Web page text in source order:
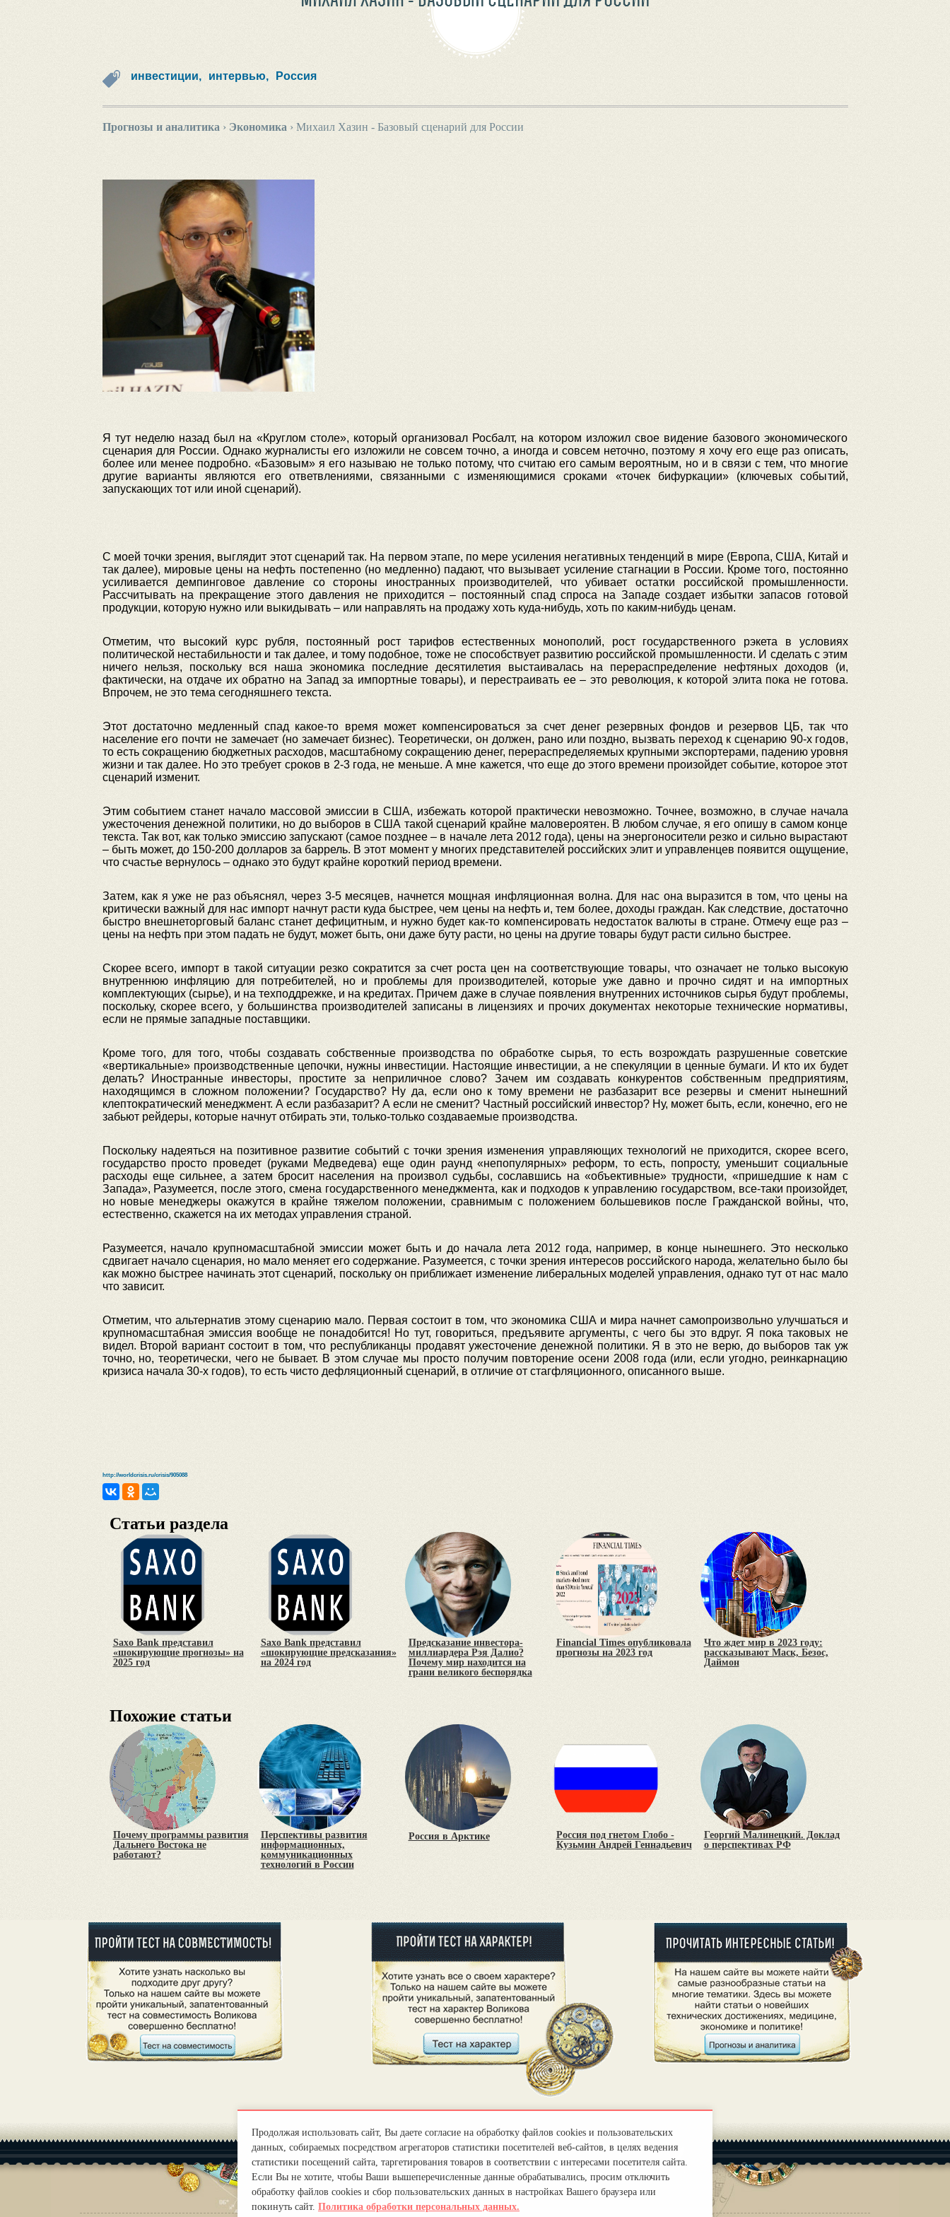
инвестиции, интервью, Россия
Прогнозы и аналитика › Экономика › Михаил Хазин - Базовый сценарий для России
Я тут неделю назад был на «Круглом столе», который организовал Росбалт, на котором изложил свое видение базового экономического
сценария для России. Однако журналисты его изложили не совсем точно, а иногда и совсем неточно, поэтому я хочу его еще раз описать,
более или менее подробно. «Базовым» я его называю не только потому, что считаю его самым вероятным, но и в связи с тем, что многие
другие варианты являются его ответвлениями, связанными с изменяющимися сроками «точек бифуркации» (ключевых событий,
запускающих тот или иной сценарий).
С моей точки зрения, выглядит этот сценарий так. На первом этапе, по мере усиления негативных тенденций в мире (Европа, США, Китай и
так далее), мировые цены на нефть постепенно (но медленно) падают, что вызывает усиление стагнации в России. Кроме того, постоянно
усиливается демпинговое давление со стороны иностранных производителей, что убивает остатки российской промышленности.
Рассчитывать на прекращение этого давления не приходится – постоянный спад спроса на Западе создает избытки запасов готовой
продукции, которую нужно или выкидывать – или направлять на продажу хоть куда-нибудь, хоть по каким-нибудь ценам.
Отметим, что высокий курс рубля, постоянный рост тарифов естественных монополий, рост государственного рэкета в условиях
политической нестабильности и так далее, и тому подобное, тоже не способствует развитию российской промышленности. И сделать с этим
ничего нельзя, поскольку вся наша экономика последние десятилетия выстаивалась на перераспределение нефтяных доходов (и,
фактически, на отдаче их обратно на Запад за импортные товары), и перестраивать ее – это революция, к которой элита пока не готова.
Впрочем, не это тема сегодняшнего текста.
Этот достаточно медленный спад какое-то время может компенсироваться за счет денег резервных фондов и резервов ЦБ, так что
население его почти не замечает (но замечает бизнес). Теоретически, он должен, рано или поздно, вызвать переход к сценарию 90-х годов,
то есть сокращению бюджетных расходов, масштабному сокращению денег, перераспределяемых крупными экспортерами, падению уровня
жизни и так далее. Но это требует сроков в 2-3 года, не меньше. А мне кажется, что еще до этого времени произойдет событие, которое этот
сценарий изменит.
Этим событием станет начало массовой эмиссии в США, избежать которой практически невозможно. Точнее, возможно, в случае начала
ужесточения денежной политики, но до выборов в США такой сценарий крайне маловероятен. В любом случае, я его опишу в самом конце
текста. Так вот, как только эмиссию запускают (самое позднее – в начале лета 2012 года), цены на энергоносители резко и сильно вырастают
– быть может, до 150-200 долларов за баррель. В этот момент у многих представителей российских элит и управленцев появится ощущение,
что счастье вернулось – однако это будут крайне короткий период времени.
Затем, как я уже не раз объяснял, через 3-5 месяцев, начнется мощная инфляционная волна. Для нас она выразится в том, что цены на
критически важный для нас импорт начнут расти куда быстрее, чем цены на нефть и, тем более, доходы граждан. Как следствие, достаточно
быстро внешнеторговый баланс станет дефицитным, и нужно будет как-то компенсировать недостаток валюты в стране. Отмечу еще раз –
цены на нефть при этом падать не будут, может быть, они даже буту расти, но цены на другие товары будут расти сильно быстрее.
Скорее всего, импорт в такой ситуации резко сократится за счет роста цен на соответствующие товары, что означает не только высокую
внутреннюю инфляцию для потребителей, но и проблемы для производителей, которые уже давно и прочно сидят и на импортных
комплектующих (сырье), и на техподдрежке, и на кредитах. Причем даже в случае появления внутренних источников сырья будут проблемы,
поскольку, скорее всего, у большинства производителей записаны в лицензиях и прочих документах некоторые технические нормативы,
если не прямые западные поставщики.
Кроме того, для того, чтобы создавать собственные производства по обработке сырья, то есть возрождать разрушенные советские
«вертикальные» производственные цепочки, нужны инвестиции. Настоящие инвестиции, а не спекуляции в ценные бумаги. И кто их будет
делать? Иностранные инвесторы, простите за неприличное слово? Зачем им создавать конкурентов собственным предприятиям,
находящимся в сложном положении? Государство? Ну да, если оно к тому времени не разбазарит все резервы и сменит нынешний
клептократический менеджмент. А если разбазарит? А если не сменит? Частный российский инвестор? Ну, может быть, если, конечно, его не
забьют рейдеры, которые начнут отбирать эти, только-только создаваемые производства.
Поскольку надеяться на позитивное развитие событий с точки зрения изменения управляющих технологий не приходится, скорее всего,
государство просто проведет (руками Медведева) еще один раунд «непопулярных» реформ, то есть, попросту, уменьшит социальные
расходы еще сильнее, а затем бросит населения на произвол судьбы, сославшись на «объективные» трудности, «пришедшие к нам с
Запада», Разумеется, после этого, смена государственного менеджмента, как и подходов к управлению государством, все-таки произойдет,
но новые менеджеры окажутся в крайне тяжелом положении, сравнимым с положением большевиков после Гражданской войны, что,
естественно, скажется на их методах управления страной.
Разумеется, начало крупномасштабной эмиссии может быть и до начала лета 2012 года, например, в конце нынешнего. Это несколько
сдвигает начало сценария, но мало меняет его содержание. Разумеется, с точки зрения интересов российского народа, желательно было бы
как можно быстрее начинать этот сценарий, поскольку он приближает изменение либеральных моделей управления, однако тут от нас мало
что зависит.
Отметим, что альтернатив этому сценарию мало. Первая состоит в том, что экономика США и мира начнет самопроизвольно улучшаться и
крупномасштабная эмиссия вообще не понадобится! Но тут, говориться, предъявите аргументы, с чего бы это вдруг. Я пока таковых не
видел. Второй вариант состоит в том, что республиканцы продавят ужесточение денежной политики. Я в это не верю, до выборов так уж
точно, но, теоретически, чего не бывает. В этом случае мы просто получим повторение осени 2008 года (или, если угодно, реинкарнацию
кризиса начала 30-х годов), то есть чисто дефляционный сценарий, в отличие от стагфляционного, описанного выше.
http://worldcrisis.ru/crisis/905088
Статьи раздела
Saxo Bank представил
«шокирующие прогнозы» на
2025 год
Saxo Bank представил
«шокирующие предсказания»
на 2024 год
Предсказание инвестора-
миллиардера Рэя Далио?
Почему мир находится на
грани великого беспорядка
Financial Times опубликовала
прогнозы на 2023 год
Что ждет мир в 2023 году:
рассказывают Маск, Безос,
Даймон
Похожие статьи
Почему программы развития
Дальнего Востока не
работают?
Перспективы развития
информационных,
коммуникационных
технологий в России
Россия в Арктике
Россия под гнетом Глобо -
Кузьмин Андрей Геннадьевич
Георгий Малинецкий. Доклад
о перспективах РФ
Продолжая использовать сайт, Вы даете согласие на обработку файлов cookies и пользовательских
данных, собираемых посредством агрегаторов статистики посетителей веб-сайтов, в целях ведения
статистики посещений сайта, таргетирования товаров в соответствии с интересами посетителя сайта.
Если Вы не хотите, чтобы Ваши вышеперечисленные данные обрабатывались, просим отключить
обработку файлов cookies и сбор пользовательских данных в настройках Вашего браузера или
покинуть сайт. Политика обработки персональных данных.